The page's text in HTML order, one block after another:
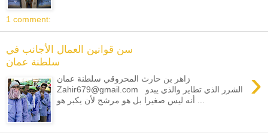
1 comment:
سن قوانين العمال الأجانب في
سلطنة عمان
›
زاهر بن حارث المحروقي سلطنة عمان
Zahir679@gmail.com الشرر الذي تطاير والذي يبدو
أنه ليس صغيرا بل هو مرشح لأن يكبر هو ...